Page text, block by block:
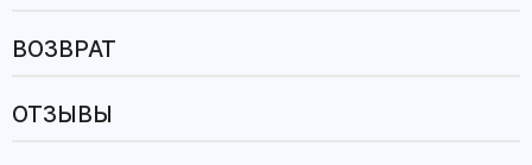
ВОЗВРАТ
ОТЗЫВЫ